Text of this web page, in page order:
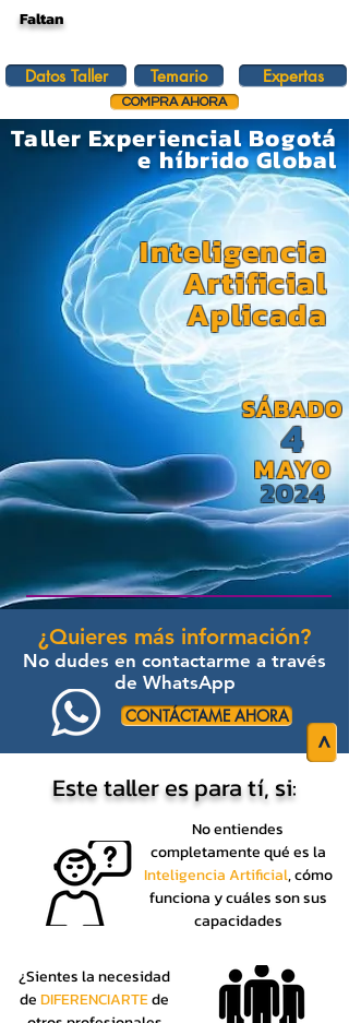
Faltan
Datos Taller Temario Expertas
COMPRA AHORA
Taller Experiencial Bogotá
e híbrido Global
Inteligencia
Artificial
Aplicada
SÁBADO
4
MAYO
2024
¿Quieres más información?
No dudes en contactarme a través
de WhatsApp
CONTÁCTAME AHORA
>
Este taller es para tí, si:
No entiendes
completamente qué es la
Inteligencia Artificial, cómo
funciona y cuáles son sus
capacidades
¿Sientes la necesidad
deDIFERENCIARTEde